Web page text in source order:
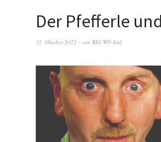
Der Pfefferle
12. Oktober 2022 von BIG WN-Süd